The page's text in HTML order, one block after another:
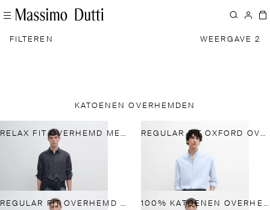
FILTEREN WEERGAVE 2
KATOENEN OVERHEMDEN
RELAX FIT OVERHEMD MET RUITEN REGULAR FIT OXFORD OVERHEMD
REGULAR FIT OVERHEMD MET FIJNE STREPENPRINT 100% KATOENEN OVERHEMD MET STREPEN